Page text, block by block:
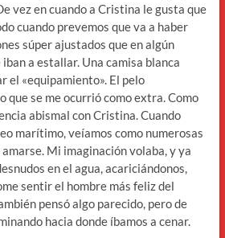
vez en cuando a Cristina le gusta que
cuando prevemos que va a haber
súper ajustados que en algún
a estallar. Una camisa blanca
el «equipamiento». El pelo
que se me ocurrió como extra. Como
abismal con Cristina. Cuando
marítimo, veíamos como numerosas
Mi imaginación volaba, y ya
en el agua, acariciándonos,
sentir el hombre más feliz del
pensó algo parecido, pero de
hacia donde íbamos a cenar.